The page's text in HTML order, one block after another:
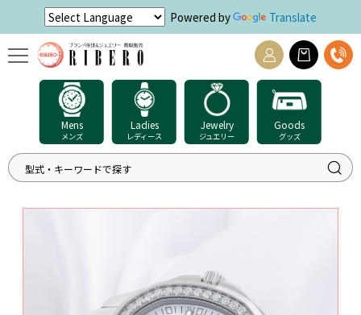
Powered by Translate
Mens
メンズ
Ladies
レディース
Jewelry
ジュエリー
Goods
グッズ